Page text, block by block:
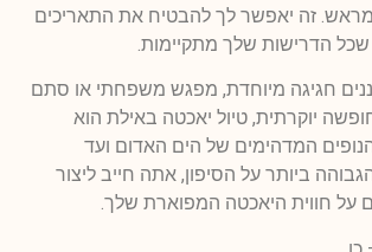
זה יאפשר לך להבטיח את התאריכים
שכל הדרישות שלך מתקיימות.
חגיגה מיוחדת, מפגש משפחתי או סתם
יוקרתית, טיול יאכטה באילת הוא
המדהימים של הים האדום ועד
ביותר על הסיפון, אתה חייב ליצור
על חווית היאכטה המפוארת שלך.